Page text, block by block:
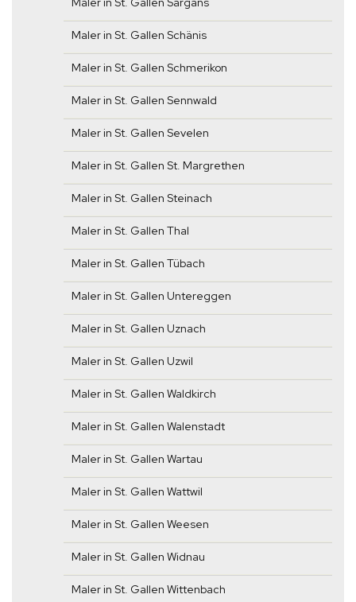
Maler in St. Gallen Schänis
Maler in St. Gallen Schmerikon
Maler in St. Gallen Sennwald
Maler in St. Gallen Sevelen
Maler in St. Gallen St. Margrethen
Maler in St. Gallen Steinach
Maler in St. Gallen Thal
Maler in St. Gallen Tübach
Maler in St. Gallen Untereggen
Maler in St. Gallen Uznach
Maler in St. Gallen Uzwil
Maler in St. Gallen Waldkirch
Maler in St. Gallen Walenstadt
Maler in St. Gallen Wartau
Maler in St. Gallen Wattwil
Maler in St. Gallen Weesen
Maler in St. Gallen Widnau
Maler in St. Gallen Wittenbach